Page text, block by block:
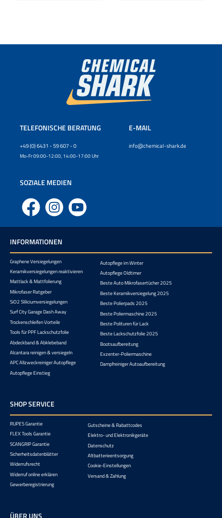
TELEFONISCHE BERATUNG
+49 (0) 6431 - 59 607 - 0
Mo-Fr 09:00-12:00, 14:00-17:00 Uhr
E-MAIL
info@chemical-shark.de
SOZIALE MEDIEN
Facebook Instagram YouTube
INFORMATIONEN
Graphene Versiegelungen
Keramikversiegelungen reaktivieren
Mattlack & Mattfolierung
Mikrofaser Ratgeber
SiO2 Sliliciumversiegelungen
Surf City Garage Dash Away
Trockenschleifen Vorteile
Tools für PPF Lackschutzfolie
Abdeckband & Abklebeband
Alcantara reinigen & versiegeln
APC Allzweckreiniger Autopflege
Autopflege Einstieg
Autopflege im Winter
Autopflege Oldtimer
Beste Auto Mikrofasertücher 2025
Beste Keramikversiegelung 2025
Beste Polierpads 2025
Beste Poliermaschine 2025
Beste Polituren für Lack
Beste Lackschutzfolie 2025
Bootsaufbereitung
Exzenter-Poliermaschine
Dampfreiniger Autoaufbereitung
SHOP SERVICE
RUPES Garantie
FLEX Tools Garantie
SCANGRIP Garantie
Sicherheitsdatenblätter
Widerrufsrecht
Widerruf online erklären
Gewerberegistrierung
Gutscheine & Rabattcodes
Elektro- und Elektronikgeräte
Datenschutz
Altbatterieentsorgung
Cookie-Einstellungen
Versand & Zahlung